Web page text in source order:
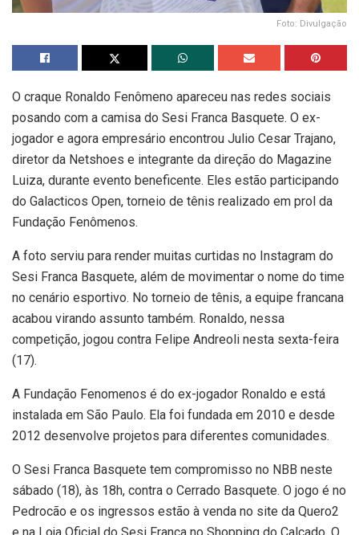
Foto: Divulgação
O craque Ronaldo Fenômeno apareceu nas redes sociais
posando com a camisa do Sesi Franca Basquete. O ex-
jogador e agora empresário encontrou Julio Cesar Trajano,
diretor da Netshoes e integrante da direção do Magazine
Luiza, durante evento beneficente. Eles estão participando
do Galacticos Open, torneio de tênis realizado em prol da
Fundação Fenômenos.
A foto serviu para render muitas curtidas no Instagram do
Sesi Franca Basquete, além de movimentar o nome do time
no cenário esportivo. No torneio de tênis, a equipe francana
acabou virando assunto também. Ronaldo, nessa
competição, jogou contra Felipe Andreoli nesta sexta-feira
(17).
A Fundação Fenomenos é do ex-jogador Ronaldo e está
instalada em São Paulo. Ela foi fundada em 2010 e desde
2012 desenvolve projetos para diferentes comunidades.
O Sesi Franca Basquete tem compromisso no NBB neste
sábado (18), às 18h, contra o Cerrado Basquete. O jogo é no
Pedrocão e os ingressos estão à venda no site da Quero2